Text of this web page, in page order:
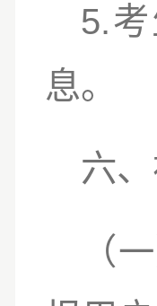
5.
息。
六
（一